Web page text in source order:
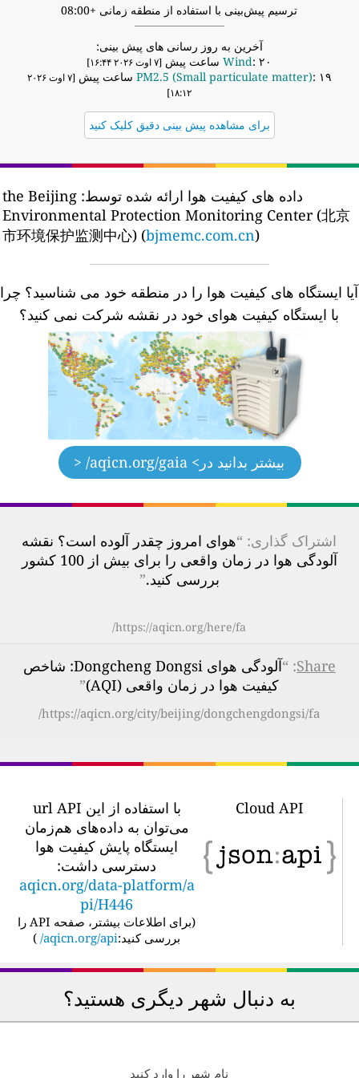
ترسیم پیش‌بینی با استفاده از منطقه زمانی +08:00
آخرین به روز رسانی های پیش بینی:
Wind : ۲۰ ساعت پیش [۷ اوت ۲۰۲۶ ۱۶:۴۴]
PM2.5 (Small particulate matter) : ۱۹ ساعت پیش
[۷ اوت ۲۰۲۶
۱۸:۱۲]
برای مشاهده پیش بینی دقیق کلیک کنید
داده های کیفیت هوا ارائه شده توسط: the Beijing
Environmental Protection Monitoring Center (北京
市环境保护监测中心) (bjmemc.com.cn)
ایستگاه های کیفیت هوا را در منطقه خود می شناسید؟ چرا
با ایستگاه کیفیت هوای خود در نقشه شرکت نمی کنید؟
بیشتر بدانید در> aqicn.org/gaia/ <
اشتراک گذاری: “هوای امروز چقدر آلوده است؟ نقشه
آلودگی هوا در زمان واقعی را برای بیش از 100 کشور
بررسی کنید.”
https://aqicn.org/here/fa/
Share
: “
آلودگی هوای Dongcheng Dongsi: شاخص
کیفیت هوا در زمان واقعی (AQI)
”
https://aqicn.org/city/beijing/dongchengdongsi/fa/
Cloud API
با استفاده از این url API
می‌توان به داده‌های هم‌زمان
ایستگاه پایش کیفیت هوا
دسترسی داشت:
aqicn.org/data-platform/a
pi/H446
برای اطلاعات بیشتر، صفحه API را
بررسی کنید:aqicn.org/api/
)
به دنبال شهر دیگری هستید؟
نام شهر را وارد کنید